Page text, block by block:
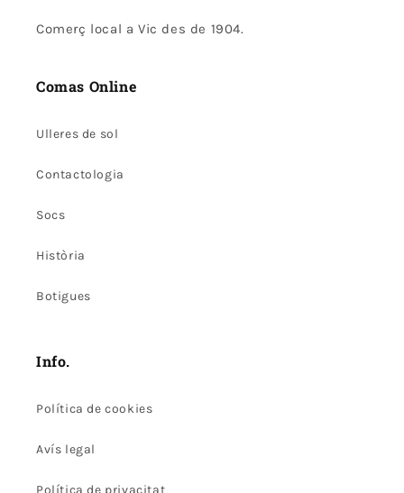
Comerç local a Vic des de 1904.
Comas Online
Ulleres de sol
Contactologia
Socs
Història
Botigues
Info.
Política de cookies
Avís legal
Política de privacitat